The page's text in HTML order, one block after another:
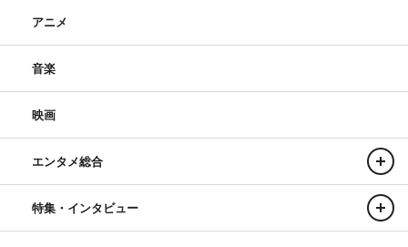
アニメ
音楽
映画
エンタメ総合
特集・インタビュー